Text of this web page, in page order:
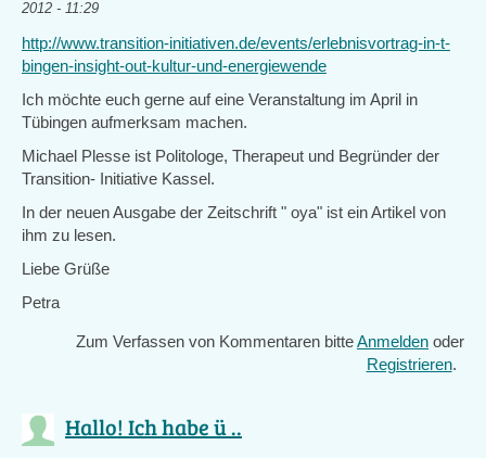
2012 - 11:29
http://www.transition-initiativen.de/events/erlebnisvortrag-in-t-
bingen-insight-out-kultur-und-energiewende
Ich möchte euch gerne auf eine Veranstaltung im April in
Tübingen aufmerksam machen.
Michael Plesse ist Politologe, Therapeut und Begründer der
Transition- Initiative Kassel.
In der neuen Ausgabe der Zeitschrift " oya" ist ein Artikel von
ihm zu lesen.
Liebe Grüße
Petra
Zum Verfassen von Kommentaren bitteAnmelden oder
Registrieren.
Hallo! Ich habe ü ..